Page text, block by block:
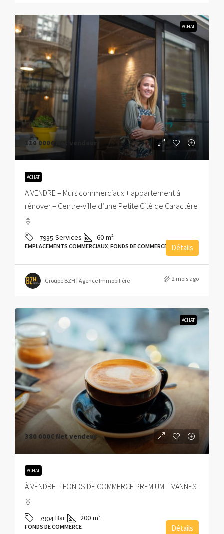
ACHAT
110 000€Net vendeur
ACHAT
A VENDRE – Murs commerciaux + appartement à
rénover – Centre-ville d’une Petite Cité de Caractère
7935 Services 60 m²
EMPLACEMENTS COMMERCIAUX, FONDS DE COMMERCE Détails
Groupe BZH | Agence Immobilière 2 mois ago
ACHAT
380 000€ Net vendeur
ACHAT
À VENDRE – FONDS DE COMMERCE PREMIUM – VANNES
7904 Bar 200 m²
FONDS DE COMMERCE Détails